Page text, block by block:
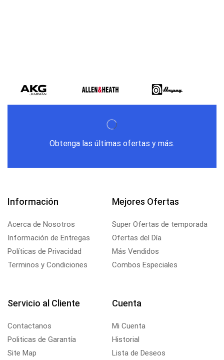
Obtenga las últimas ofertas y más.
Información
Acerca de Nosotros
Información de Entregas
Políticas de Privacidad
Terminos y Condiciones
Mejores Ofertas
Super Ofertas de temporada
Ofertas del Día
Más Vendidos
Combos Especiales
Servicio al Cliente
Contactanos
Politicas de Garantía
Site Map
Cuenta
Mi Cuenta
Historial
Lista de Deseos